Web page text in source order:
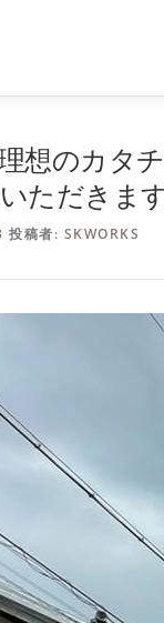
想のカタ
ただきま
投稿者: SKWORKS